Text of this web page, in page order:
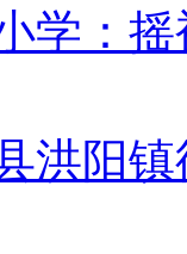
学：
洪阳